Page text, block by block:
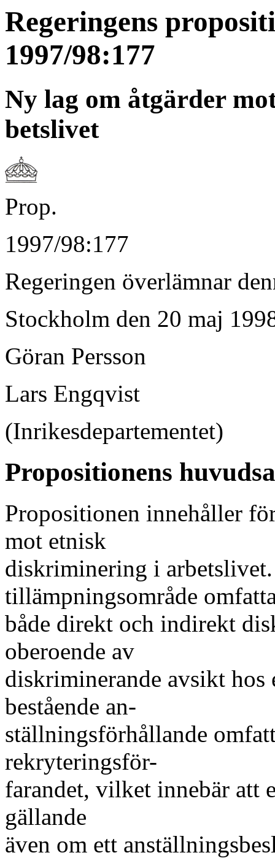
Regeringens
1997/98:177
Ny lag om åtgärder
betslivet
Prop.
1997/98:177
Regeringen överlämnar
Stockholm den 20 maj
Göran Persson
Lars Engqvist
(Inrikesdepartementet)
Propositionens
Propositionen innehåller
mot etnisk
diskriminering i
tillämpningsområde
både direkt och indirekt
oberoende av
diskriminerande avsikt hos
bestående an-
ställningsförhållande
rekryteringsför-
farandet, vilket innebär att
gällande
även om ett